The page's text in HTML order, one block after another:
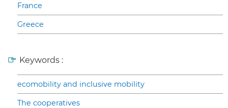
France
Greece
Keywords :
ecomobility and inclusive mobility
The cooperatives